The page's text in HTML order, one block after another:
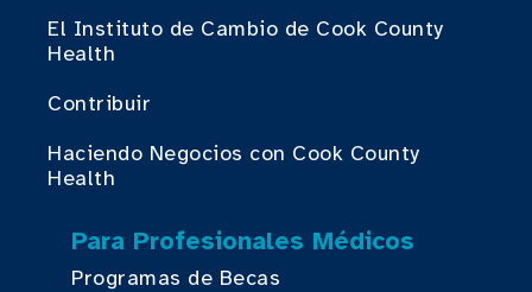
El Instituto de Cambio de Cook County
Health
Contribuir
Haciendo Negocios con Cook County
Health
Para Profesionales Médicos
Programas de Becas